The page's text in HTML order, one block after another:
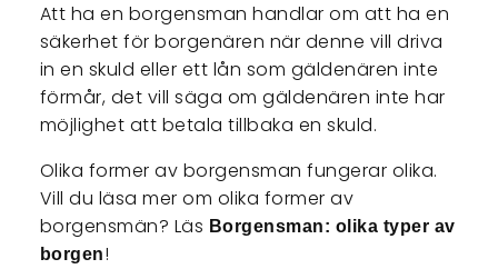
Att ha en borgensman handlar om att ha en
säkerhet för borgenären när denne vill driva
in en skuld eller ett lån som gäldenären inte
förmår, det vill säga om gäldenären inte har
möjlighet att betala tillbaka en skuld.
Olika former av borgensman fungerar olika.
Vill du läsa mer om olika former av
borgensmän? Läs Borgensman: olika typer av
borgen!